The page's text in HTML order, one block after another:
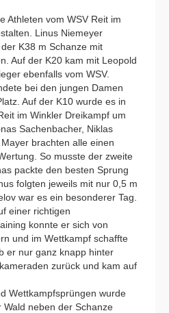
Athleten vom WSV Reit im
Linus Niemeyer
K38 m Schanze mit
Auf der K20 kam mit Leopold
ebenfalls vom WSV.
bei den jungen Damen
Auf der K10 wurde es in
im Winkler Dreikampf um
Sachenbacher, Niklas
brachten alle einen
So musste der zweite
packte den besten Sprung
folgten jeweils mit nur 0,5 m
war es ein besonderer Tag.
einer richtigen
konnte er sich von
und im Wettkampf schaffte
er nur ganz knapp hinter
zurück und kam auf
Wettkampfsprüngen wurde
neben der Schanze